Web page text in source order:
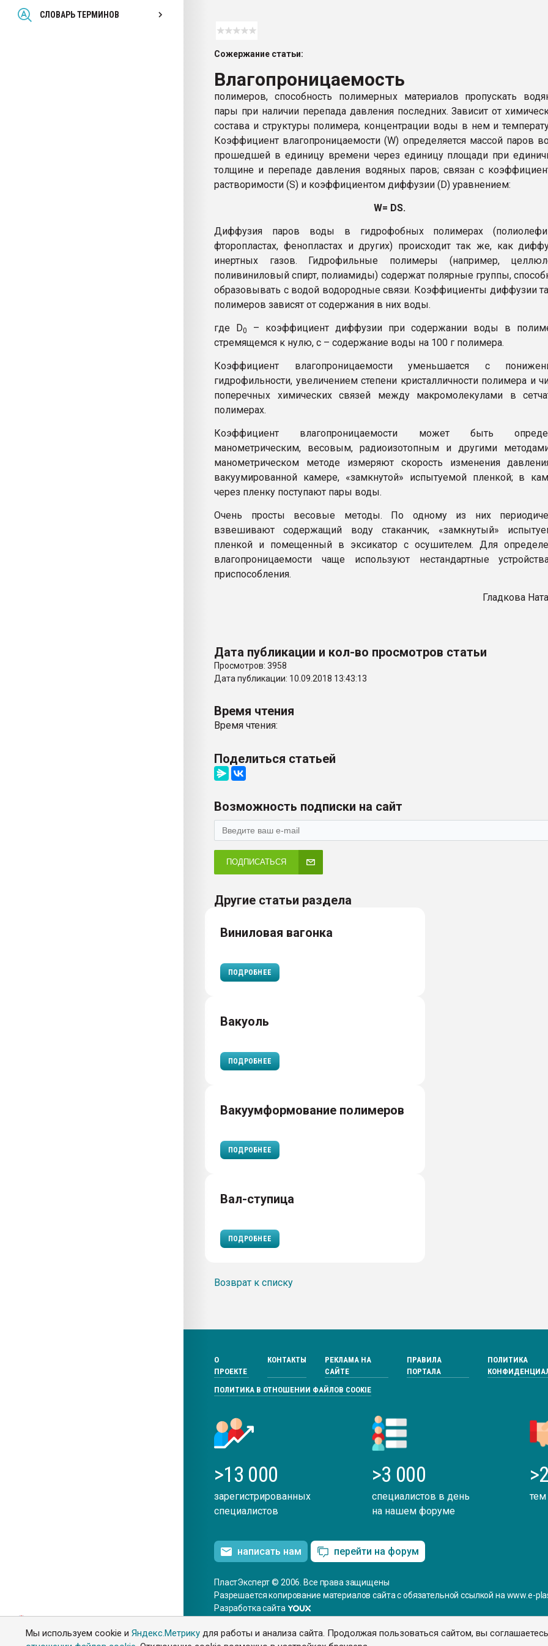
Мы используем cookie иЯндекс.Метрику для работы и анализа сайта. Продолжая пользоваться сайтом, вы
СЛОВАРЬ ТЕРМИНОВ
ПЕРЕЙТИ НА ФОРУМ
Сожержание статьи:
Влагопроницаемость
полимеров, способность полимерных материалов пропускать
пары при наличии перепада давления последних. Зависит от
состава и структуры полимера, концентрации воды в нем и
Коэффициент влагопроницаемости (W) определяется массой паров
прошедшей в единицу времени через единицу площади при
толщине и перепаде давления водяных паров; связан с
растворимости (S) и коэффициентом диффузии (D) уравнением:
W= DS.
Диффузия паров воды в гидрофобных полимерах
фторопластах, фенопластах и других) происходит так же, как
инертных газов. Гидрофильные полимеры (например,
поливиниловый спирт, полиамиды) содержат полярные группы,
образовывать с водой водородные связи. Коэффициенты диффузии
полимеров зависят от содержания в них воды.
где D0
– коэффициент диффузии при содержании воды в
стремящемся к нулю, с – содержание воды на 100 г полимера.
Коэффициент влагопроницаемости уменьшается с
гидрофильности, увеличением степени кристалличности полимера и
поперечных химических связей между макромолекулами в
полимерах.
Коэффициент влагопроницаемости может быть
манометрическим, весовым, радиоизотопным и другими
манометрическом методе измеряют скорость изменения
вакуумированной камере, «замкнутой» испытуемой пленкой; в
через пленку поступают пары воды.
Очень просты весовые методы. По одному из них
взвешивают содержащий воду стаканчик, «замкнутый»
пленкой и помещенный в эксикатор с осушителем. Для
влагопроницаемости чаще используют нестандартные
приспособления.
Гладкова
Дата публикации и кол-во просмотров статьи
Просмотров: 3958
Дата публикации: 10.09.2018 13:43:13
Время чтения
Время чтения:
Поделиться статьей
Возможность подписки на сайт
ПОДПИСАТЬСЯ
Другие статьи раздела
Виниловая вагонка
ПОДРОБНЕЕ
Вакуоль
ПОДРОБНЕЕ
Вакуумформование полимеров
ПОДРОБНЕЕ
Вал-ступица
ПОДРОБНЕЕ
Возврат к списку
О
ПРОЕКТЕ
КОНТАКТЫ
РЕКЛАМА НА
САЙТЕ
ПРАВИЛА
ПОРТАЛА
ПОЛИТИКА
ПОЛИТИКА В ОТНОШЕНИИ ФАЙЛОВ COOKIE
>13 000
зарегистрированных
специалистов
>3 000
специалистов в день
на нашем форуме
тем
написать нам перейти на форум
ПластЭксперт © 2006. Все права защищены
Разрешается копирование материалов сайта с обязательной ссылкой на www.e-
Разработка сайта